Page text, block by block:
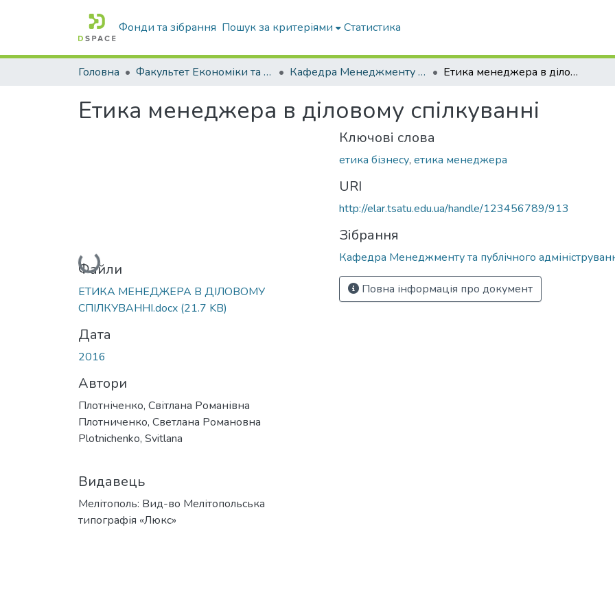
Фонди та зібрання Пошук за критеріями Статистика
Головна Факультет Економіки та бізнесу Кафедра Менеджменту та публічного адміністрування Етика менеджера в діловому спілкуванні
Етика менеджера в діловому спілкуванні
Вантажиться...
Файли
ЕТИКА МЕНЕДЖЕРА В ДІЛОВОМУ
СПІЛКУВАННІ.docx (21.7 KB)
Дата
2016
Автори
Плотніченко, Світлана Романівна
Плотниченко, Светлана Романовна
Plotnichenko, Svitlana
Видавець
Мелітополь: Вид-во Мелітопольська
типографія «Люкс»
Ключові слова
етика бізнесу, етика менеджера
URI
http://elar.tsatu.edu.ua/handle/123456789/913
Зібрання
Кафедра Менеджменту та публічного
Повна інформація про документ